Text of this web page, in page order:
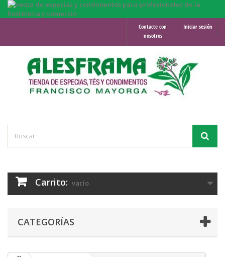
Iniciar sesión
Contacte con
nosotros
Carrito: vacío
CATEGORÍAS